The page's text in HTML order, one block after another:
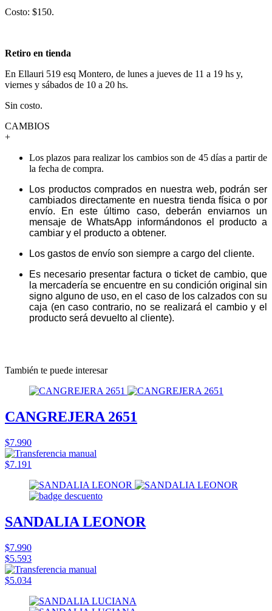
Costo: $150.
Retiro en tienda
En Ellauri 519 esq Montero, de lunes a jueves de 11 a 19 hs y,
viernes y sábados de 10 a 20 hs.
Sin costo.
CAMBIOS
+
Los plazos para realizar los cambios son de 45 días a partir de
la fecha de compra.
Los productos comprados en nuestra web, podrán ser
cambiados directamente en nuestra tienda física o por
envío. En este último caso, deberán enviarnos un
mensaje de WhatsApp informándonos el producto a
cambiar y el producto a obtener.
Los gastos de envío son siempre a cargo del cliente.
Es necesario presentar factura o ticket de cambio, que
la mercadería se encuentre en su condición original sin
signo alguno de uso, en el caso de los calzados con su
caja (en caso contrario, no se realizará el cambio y el
producto será devuelto al cliente).
También te puede interesar
CANGREJERA 2651
$7.990
$7.191
SANDALIA LEONOR
$7.990
$5.593
$5.034